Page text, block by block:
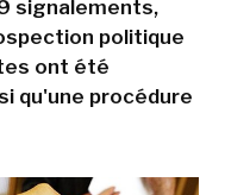
signalements,
politique
ont été
qu'une procédure